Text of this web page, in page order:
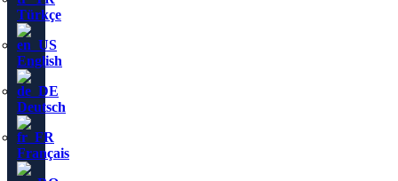
Türkçe
English
Deutsch
Français